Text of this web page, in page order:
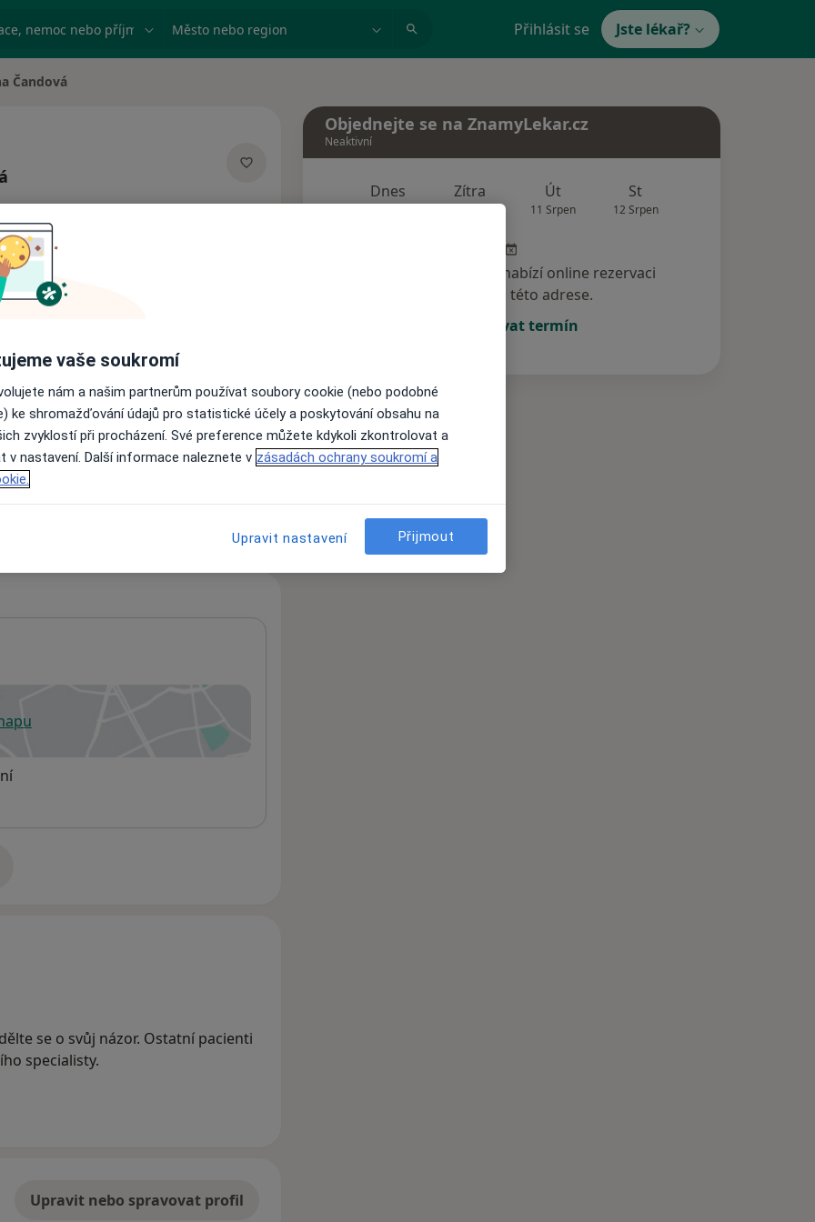
nemoc nebo příjmení Město nebo region Přihlásit se Jste lékař?
Čandová
Rezervovat termín
Názory pacientů
nejsou k dispozici
informace o svých službách.
v nové záložce
se o svůj názor. Ostatní pacienti
specialisty.
Upravit nebo spravovat profil
Objednejte se na ZnamyLekar.cz
Neaktivní
Dnes Zítra Út
11 Srpen
St
12 Srpen
Tento specialista nenabízí online rezervaci
termínu na této adrese.
Rezervovat termín
vaše soukromí
nám a našim partnerům používat soubory cookie (nebo podobné
ke shromažďování údajů pro statistické účely a poskytování obsahu na
zvyklostí při procházení. Své preference můžete kdykoli zkontrolovat a
v nastavení. Další informace naleznete v zásadách ochrany soukromí a
Upravit nastavení Přijmout